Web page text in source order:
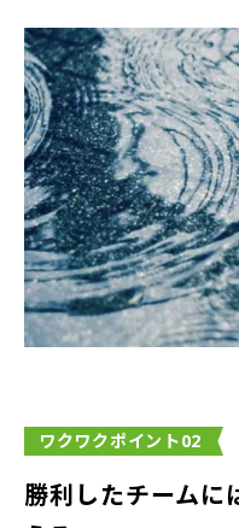
ワクワクポイント02
勝利したチームに